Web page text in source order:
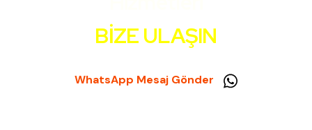
BİZE ULAŞIN
WhatsApp Mesaj Gönder